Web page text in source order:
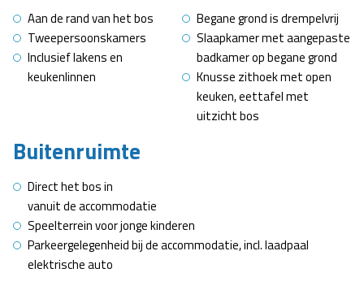
Aan de rand van het bos
Tweepersoonskamers
Inclusief lakens en
keukenlinnen
Begane grond is drempelvrij
Slaapkamer met aangepaste
badkamer op begane grond
Knusse zithoek met open
keuken, eettafel met
uitzicht bos
Buitenruimte
Direct het bos in
vanuit de accommodatie
Speelterrein voor jonge kinderen
Parkeergelegenheid bij de accommodatie, incl. laadpaal
elektrische auto